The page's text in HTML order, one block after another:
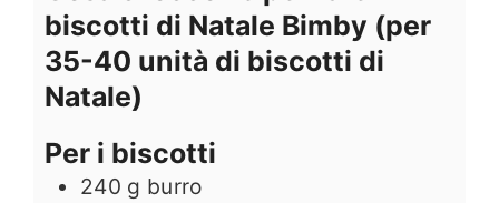
biscotti di Natale Bimby (per
35-40 unità di biscotti di
Natale)
Per i biscotti
240 g burro